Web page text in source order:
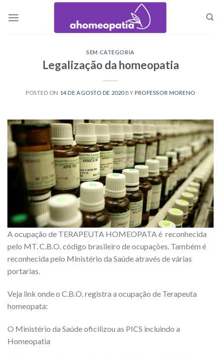
SEM CATEGORIA
Legalização da homeopatia
POSTED ON 14 DE AGOSTO DE 2020BY PROFESSOR MORENO
A ocupação de TERAPEUTA HOMEOPATA é reconhecida
pelo MT. C.B.O. código brasileiro de ocupações. Também é
reconhecida pelo Ministério da Saúde através de várias
portarias.
Veja link onde o C.B.O. registra a ocupação de Terapeuta
homeopata:
O Ministério da Saúde oficilizou as PICS incluindo a
Homeopatia